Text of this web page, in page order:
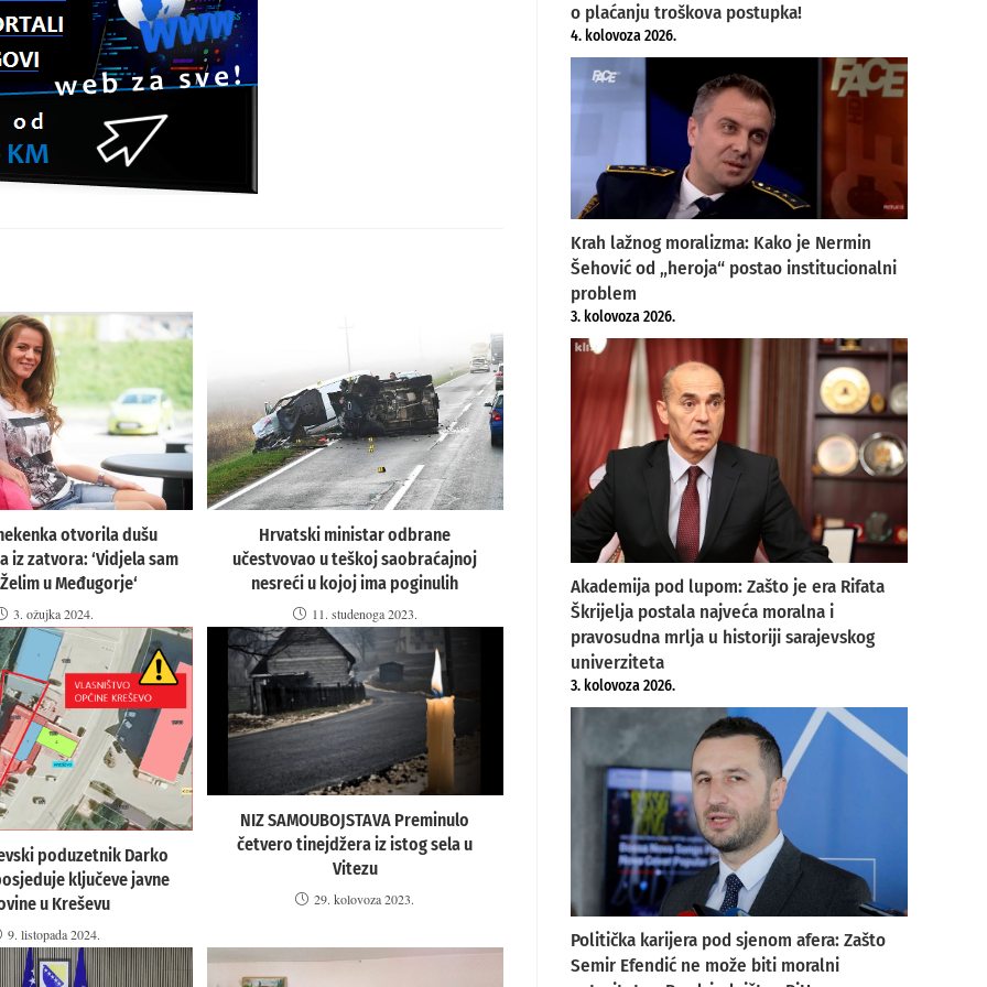
otvorila dušu
iz zatvora: ‘Vidjela sam
u Međugorje‘
3. ožujka 2024.
Hrvatski ministar odbrane
učestvovao u teškoj saobraćajnoj
nesreći u kojoj ima poginulih
11. studenoga 2023.
poduzetnik Darko
ključeve javne
u Kreševu
9. listopada 2024.
NIZ SAMOUBOJSTAVA Preminulo
četvero tinejdžera iz istog sela u
Vitezu
29. kolovoza 2023.
o plaćanju troškova postupka!
4. kolovoza 2026.
Krah lažnog moralizma: Kako je Nermin
Šehović od „heroja“ postao institucionalni
problem
3. kolovoza 2026.
Akademija pod lupom: Zašto je era Rifata
Škrijelja postala najveća moralna i
pravosudna mrlja u historiji sarajevskog
univerziteta
3. kolovoza 2026.
Politička karijera pod sjenom afera: Zašto
Semir Efendić ne može biti moralni